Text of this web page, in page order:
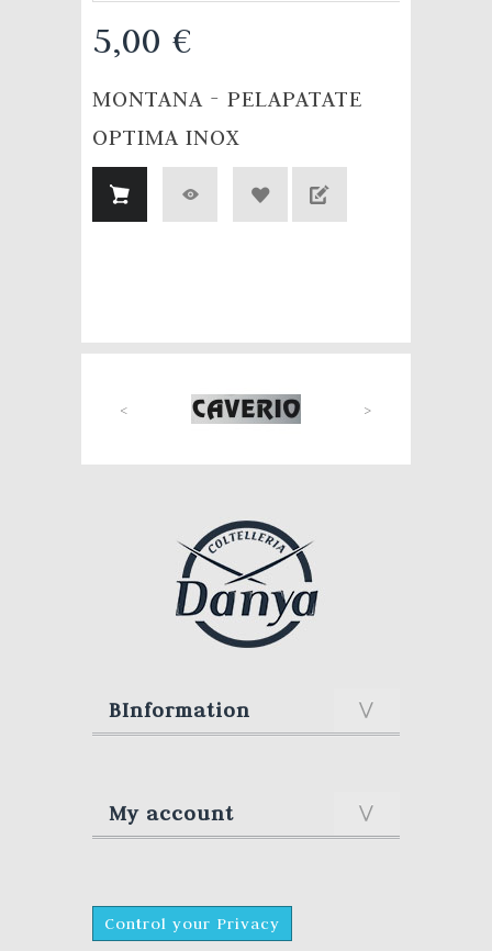
5,00 €
MONTANA - PELAPATATE
OPTIMA INOX
< >
BInformation
My account
Control your Privacy